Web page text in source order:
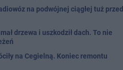
na podwójnej ciągłej tuż przed
drzewa i uszkodził dach. To nie
na Cegielną. Koniec remontu